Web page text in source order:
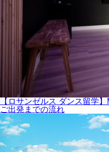
【ロサンゼルス ダンス留学
ご出発までの流れ